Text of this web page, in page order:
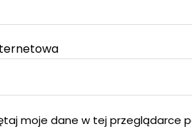
moje dane w tej przeglądarce